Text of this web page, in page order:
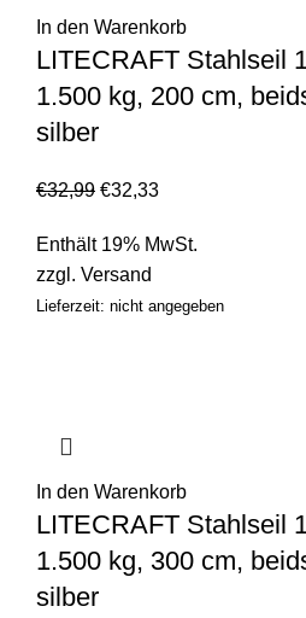
In den Warenkorb
LITECRAFT Stahlseil
1.500 kg, 200 cm,
silber
€32,99 €32,33
Enthält 19% MwSt.
zzgl. Versand
Lieferzeit: nicht angegeben
In den Warenkorb
LITECRAFT Stahlseil
1.500 kg, 300 cm,
silber